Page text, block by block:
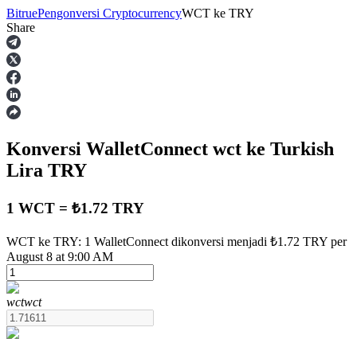
Berjangka
USDT Berjangka
Kontrak berjangka menggunakan USDT sebagai jaminannya
BitruePengonversi CryptocurrencyWCT ke TRY
Share
Konversi WalletConnect wct ke Turkish
Lira TRY
1 WCT = ₺1.72 TRY
WCT ke TRY: 1 WalletConnect dikonversi menjadi ₺1.72 TRY per
August 8 at 9:00 AM
wctwct